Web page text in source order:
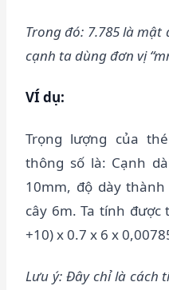
Trong đó: 7.785 là
cạnh ta dùng đơn vị
VÍ dụ:
Trọng lượng của
thông số là: Cạnh
10mm, độ dày
cây 6m. Ta tính
+10) x 0.7 x 6 x
Lưu ý: Đây chỉ là cách